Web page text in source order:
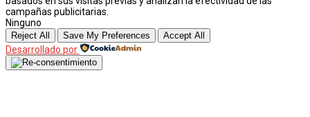
campañas publicitarias.
Ninguno
Reject All Save My Preferences Accept All
Desarrollado por